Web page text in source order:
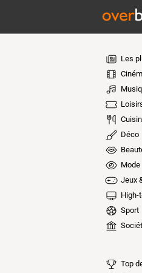
Les
Déco
Mode
Jeux
High-
Sport
Top